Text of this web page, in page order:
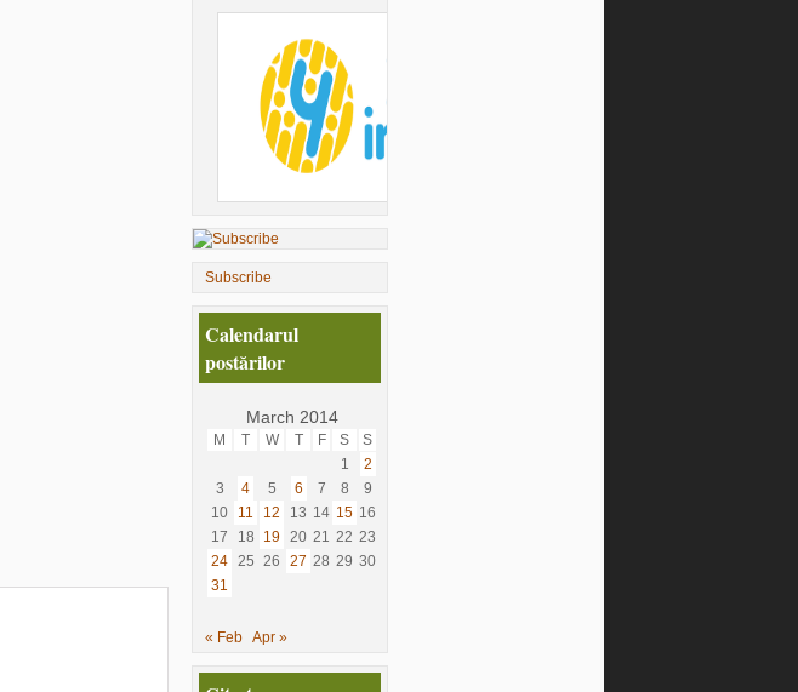
Subscribe
Calendarul
postărilor
March 2014
M T W T F S
S
1
2
3
4 5 6 7 8
9
10
11 12 13 14 15 16
17
18 19 20 21 22 23
24 25 26 27 28 29 30
31
« Feb Apr »